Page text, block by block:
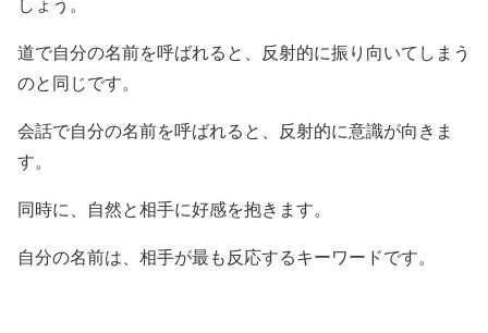
しょう。
道で自分の名前を呼ばれると、反射的に振り向いてしまう
のと同じです。
会話で自分の名前を呼ばれると、反射的に意識が向きま
す。
同時に、自然と相手に好感を抱きます。
自分の名前は、相手が最も反応するキーワードです。